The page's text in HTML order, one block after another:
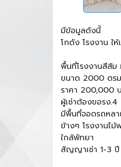
มีข้อมูลดังนี้
โกดัง โรงงาน ให้
พื้นที่โรงงานสีส้ม
ขนาด 2000 ตร
ราคา 200,000
ผู้เช่าต้องขอรง.4
มีพื้นที่จอดรถหล
ข้างๆ โรงงานไม้
ใกล้พัทยา
สัญญาเช่า 1-3 ปี